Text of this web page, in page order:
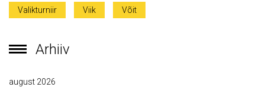
Valikturniir Viik Võit
Arhiiv
august 2026